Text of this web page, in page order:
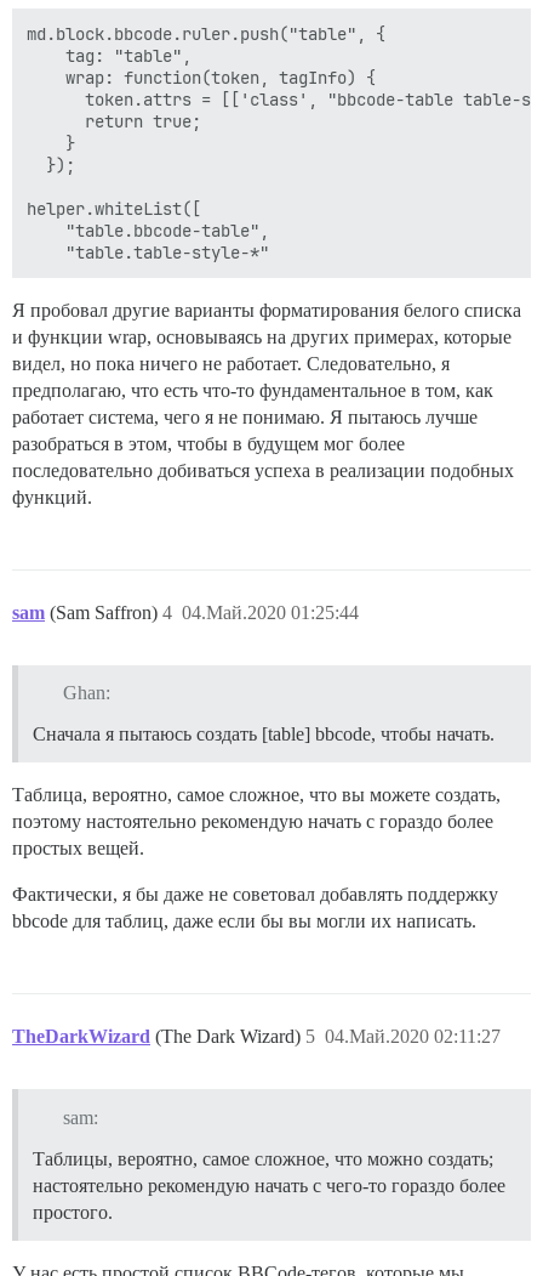
md.block.bbcode.ruler.push("table", {
    tag: "table",
    wrap: function(token, tagInfo) {
token.attrs = [['class', "bbcode-table table-
      return true;
    }
  });
helper.whiteList([
    "table.bbcode-table",
Я пробовал другие варианты форматирования белого списка
и функции wrap, основываясь на других примерах, которые
видел, но пока ничего не работает. Следовательно, я
предполагаю, что есть что-то фундаментальное в том, как
работает система, чего я не понимаю. Я пытаюсь лучше
разобраться в этом, чтобы в будущем мог более
последовательно добиваться успеха в реализации подобных
функций.
sam (Sam Saffron) 04.Май.2020 01:25:44
4
Ghan:
Сначала я пытаюсь создать [table] bbcode, чтобы начать.
Таблица, вероятно, самое сложное, что вы можете создать,
поэтому настоятельно рекомендую начать с гораздо более
простых вещей.
Фактически, я бы даже не советовал добавлять поддержку
bbcode для таблиц, даже если бы вы могли их написать.
TheDarkWizard (The Dark Wizard) 04.Май.2020 02:11:27
5
sam:
Таблицы, вероятно, самое сложное, что можно создать;
настоятельно рекомендую начать с чего-то гораздо более
простого.